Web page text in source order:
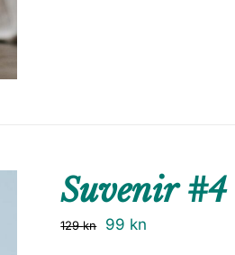
Suvenir #4
129kn 99 kn